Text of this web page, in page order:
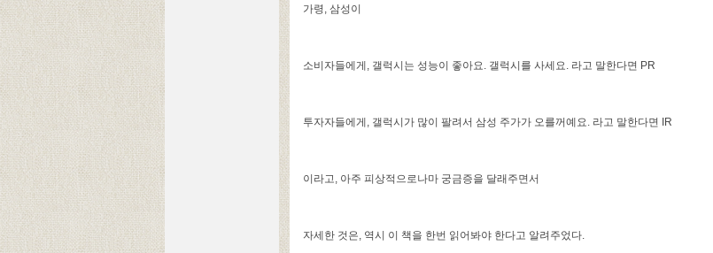
가령, 삼성이
소비자들에게, 갤럭시는 성능이 좋아요. 갤럭시를 사세요. 라고 말한다면 PR
투자자들에게, 갤럭시가 많이 팔려서 삼성 주가가 오를꺼예요. 라고 말한다면 IR
이라고, 아주 피상적으로나마 궁금증을 달래주면서
자세한 것은, 역시 이 책을 한번 읽어봐야 한다고 알려주었다.